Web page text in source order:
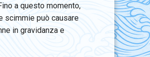
a questo momento,
scimmie può causare
in gravidanza e